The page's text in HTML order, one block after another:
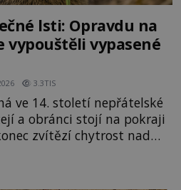
lsti: Opravdu na
vypasené
3.3TIS
ve 14. století nepřátelské
a obránci stojí na pokraji
zvítězí chytrost nad
německé legendy vypustí
živeného králíka, aby